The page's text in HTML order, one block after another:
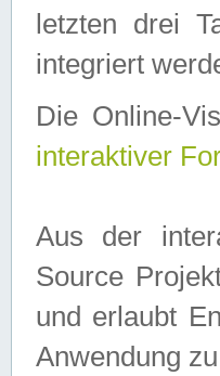
letzten drei
integriert
Die Online-
interaktiver
Aus der
Source
und erlaubt
Anwendung